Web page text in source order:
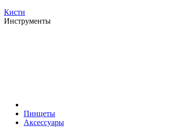
Кисти
Инструменты
Пинцеты
Аксессуары